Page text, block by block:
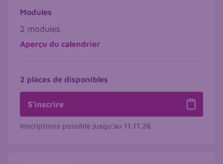
Modules
2 modules
Aperçu du calendrier
2 places de disponibles
S'inscrire
Inscriptions possible jusqu'au 11.11.26